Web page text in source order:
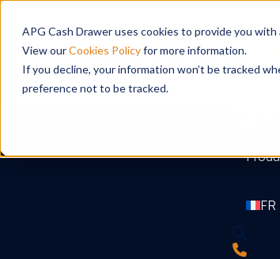
APG Cash Drawer uses cookies to provide you
View ourCookies Policyfor more information.
If you decline, your information won’t be tracked
preference not to be tracked.
FR